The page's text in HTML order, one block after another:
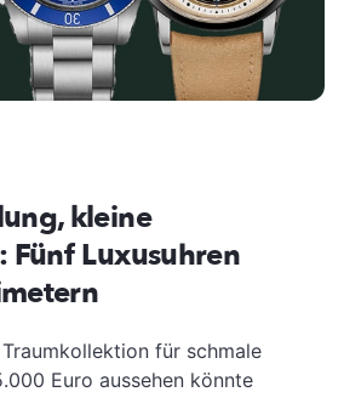
kleine
Fünf Luxusuhren
für schmale
Euro aussehen könnte